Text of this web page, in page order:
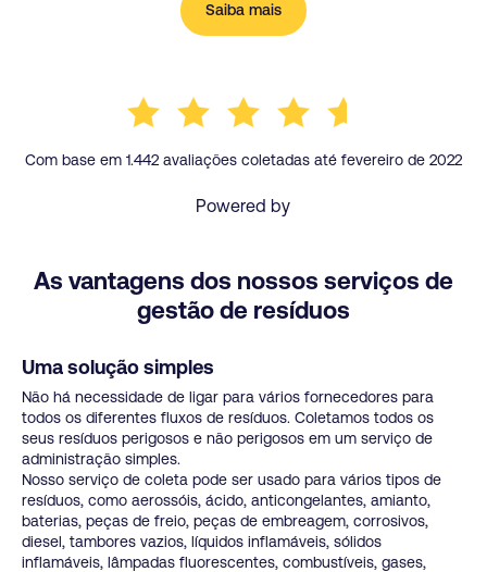
Saiba mais
Com base em 1.442 avaliações coletadas até fevereiro de 2022
Powered by
As vantagens dos nossos serviços de
gestão de resíduos
Uma solução simples
Não há necessidade de ligar para vários fornecedores para
todos os diferentes fluxos de resíduos. Coletamos todos os
seus resíduos perigosos e não perigosos em um serviço de
administração simples.
Nosso serviço de coleta pode ser usado para vários tipos de
resíduos, como aerossóis, ácido, anticongelantes, amianto,
baterias, peças de freio, peças de embreagem, corrosivos,
diesel, tambores vazios, líquidos inflamáveis, sólidos
inflamáveis, lâmpadas fluorescentes, combustíveis, gases,